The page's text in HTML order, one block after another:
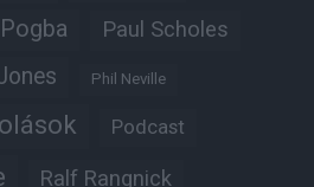
Paul Scholes
Phil Neville
Podcast
Ralf Rangnick